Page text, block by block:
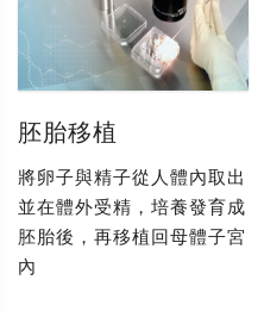
胚胎移植
將卵子與精子從人體內取出
並在體外受精，培養發育成
胚胎後，再移植回母體子宮
內